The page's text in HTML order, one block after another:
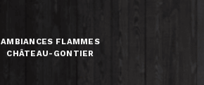
AMBIANCES FLAMMES
CHÂTEAU-GONTIER